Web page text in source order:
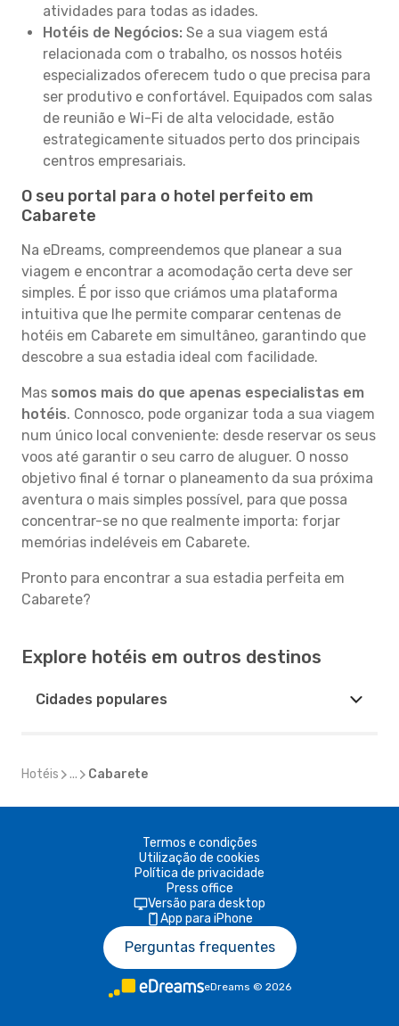
atividades para todas as idades.
Hotéis de Negócios: Se a sua viagem está
relacionada com o trabalho, os nossos hotéis
especializados oferecem tudo o que precisa para
ser produtivo e confortável. Equipados com salas
de reunião e Wi-Fi de alta velocidade, estão
estrategicamente situados perto dos principais
centros empresariais.
O seu portal para o hotel perfeito em
Cabarete
Na eDreams, compreendemos que planear a sua
viagem e encontrar a acomodação certa deve ser
simples. É por isso que criámos uma plataforma
intuitiva que lhe permite comparar centenas de
hotéis em Cabarete em simultâneo, garantindo que
descobre a sua estadia ideal com facilidade.
Mas somos mais do que apenas especialistas em
hotéis. Connosco, pode organizar toda a sua viagem
num único local conveniente: desde reservar os seus
voos até garantir o seu carro de aluguer. O nosso
objetivo final é tornar o planeamento da sua próxima
aventura o mais simples possível, para que possa
concentrar-se no que realmente importa: forjar
memórias indeléveis em Cabarete.
Pronto para encontrar a sua estadia perfeita em
Cabarete?
Explore hotéis em outros destinos
Cidades populares
Hotéis ... Cabarete
Termos e condições
Utilização de cookies
Política de privacidade
Press office
Versão para desktop
App para iPhone
Perguntas frequentes
eDreams © 2026